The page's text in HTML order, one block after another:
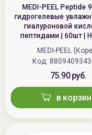
Маска не
минеральных
Рекомендуется
Способ
MEDI-PEEL Peptide
гидрогелевые
гиалуроновой
пептидами | 60шт |
Aqua Peptide 9
Patch
MEDI-PEEL
Код:
75.90 руб.
в